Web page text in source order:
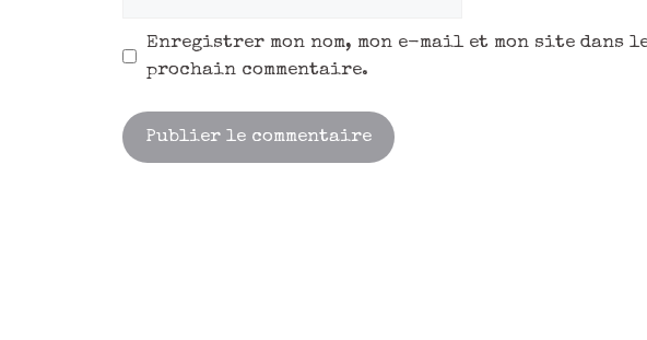
Enregistrer mon nom, mon e-mail et mon site dans
prochain commentaire.